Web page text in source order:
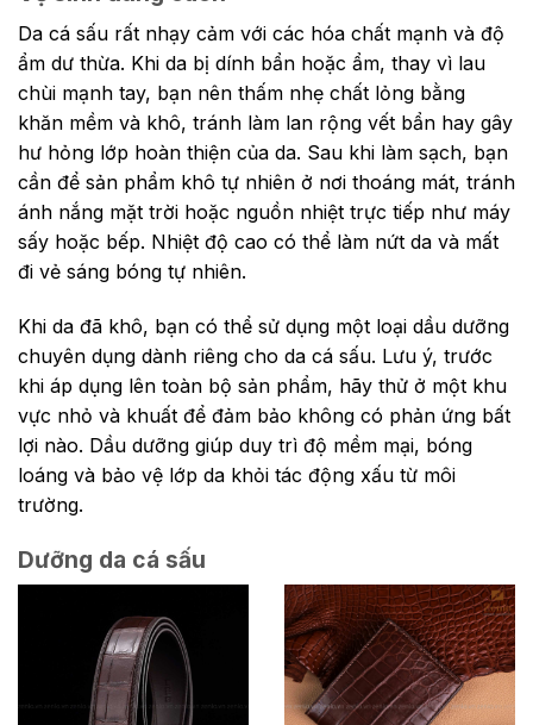
Da cá sấu rất nhạy cảm với các hóa chất mạnh và độ
ẩm dư thừa. Khi da bị dính bẩn hoặc ẩm, thay vì lau
chùi mạnh tay, bạn nên thấm nhẹ chất lỏng bằng
khăn mềm và khô, tránh làm lan rộng vết bẩn hay gây
hư hỏng lớp hoàn thiện của da. Sau khi làm sạch, bạn
cần để sản phẩm khô tự nhiên ở nơi thoáng mát, tránh
ánh nắng mặt trời hoặc nguồn nhiệt trực tiếp như máy
sấy hoặc bếp. Nhiệt độ cao có thể làm nứt da và mất
đi vẻ sáng bóng tự nhiên.
Khi da đã khô, bạn có thể sử dụng một loại dầu dưỡng
chuyên dụng dành riêng cho da cá sấu. Lưu ý, trước
khi áp dụng lên toàn bộ sản phẩm, hãy thử ở một khu
vực nhỏ và khuất để đảm bảo không có phản ứng bất
lợi nào. Dầu dưỡng giúp duy trì độ mềm mại, bóng
loáng và bảo vệ lớp da khỏi tác động xấu từ môi
trường.
Dưỡng da cá sấu